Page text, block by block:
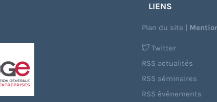
LIENS
Plan du site |
Twitter
RSS actualités
RSS séminaires
RSS évènements